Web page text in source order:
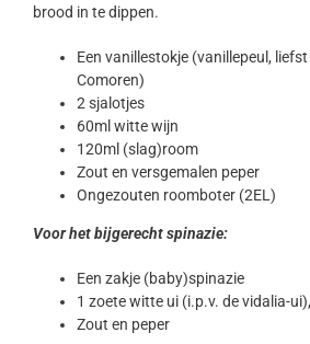
brood in te dippen.
Een vanillestokje (vanillepeul,
Comoren)
2 sjalotjes
60ml witte wijn
120ml (slag)room
Zout en versgemalen peper
Ongezouten roomboter (2EL)
Voor het bijgerecht spinazie:
Een zakje (baby)spinazie
1 zoete witte ui (i.p.v. de vidalia-
Zout en peper